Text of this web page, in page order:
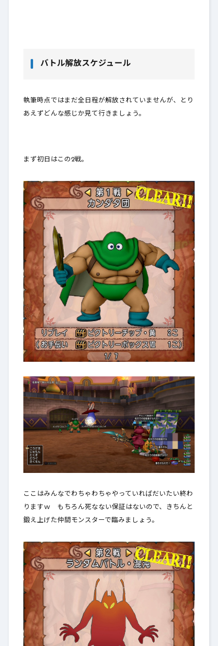
バトル解放スケジュール
執筆時点ではまだ全日程が解放されていませんが、とり
あえずどんな感じか見て行きましょう。
まず初日はこの2戦。
ここはみんなでわちゃわちゃやっていればだいたい終わ
りますｗ もちろん死なない保証はないので、きちんと
鍛え上げた仲間モンスターで臨みましょう。